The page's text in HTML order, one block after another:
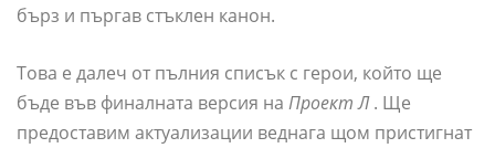
бърз и пъргав стъклен канон.
Това е далеч от пълния списък с герои, който ще
бъде във финалната версия на Проект Л. Ще
предоставим актуализации веднага щом пристигнат